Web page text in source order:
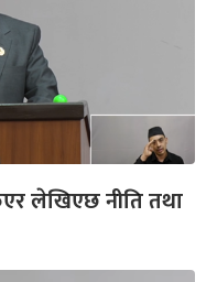
लेखिएछ नीति तथा